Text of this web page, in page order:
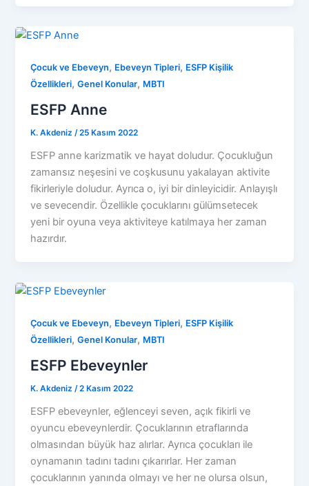
Çocuk ve Ebeveyn, Ebeveyn Tipleri, ESFP Kişilik
Özellikleri,Genel Konular, MBTI
ESFP Anne
K. Akdeniz/25 Kasım 2022
ESFP anne karizmatik ve hayat doludur. Çocukluğun
zamansız neşesini ve coşkusunu yakalayan aktivite
fikirleriyle doludur. Ayrıca o, iyi bir dinleyicidir. Anlayışlı
ve sevecendir. Özellikle çocuklarını gülümsetecek
yeni bir oyuna veya aktiviteye katılmaya her zaman
hazırdır.
Çocuk ve Ebeveyn, Ebeveyn Tipleri, ESFP Kişilik
Özellikleri,Genel Konular, MBTI
ESFP Ebeveynler
K. Akdeniz/2 Kasım 2022
ESFP ebeveynler, eğlenceyi seven, açık fikirli ve
oyuncu ebeveynlerdir. Çocuklarının etraflarında
olmasından büyük haz alırlar. Ayrıca çocukları ile
oynamanın tadını tadını çıkarırlar. Her zaman
çocuklarının yanında olmayı ve her ne olursa olsun,